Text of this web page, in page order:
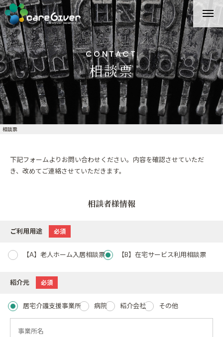
相談票
CONTACT
相談票
下記フォームよりお問い合わせください。内容を確認させていただ
き、改めてご連絡させていただきます。
相談者様情報
ご利用用途 必須
【A】老人ホーム入居相談票 【B】在宅サービス利用相談票
紹介元 必須
居宅介護支援事業所 病院 紹介会社 その他